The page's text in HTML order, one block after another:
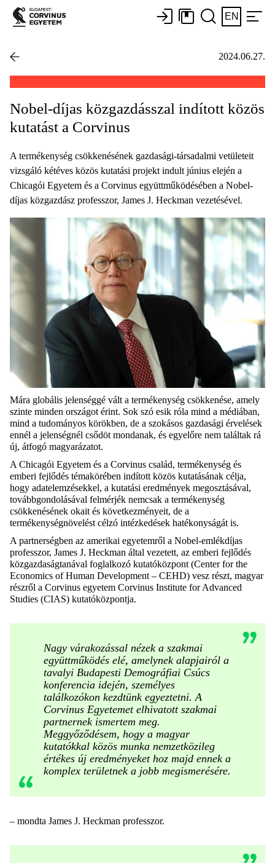
EN
2024.06.27.
Nobel-díjas közgazdásszal indított közös
kutatást a Corvinus
A termékenység csökkenésének gazdasági-társadalmi vetületeit
vizsgáló kétéves közös kutatási projekt indult június elején a
Chicagói Egyetem és a Corvinus együttműködésében a Nobel-
díjas közgazdász professzor, James J. Heckman vezetésével.
Mára globális jelenséggé vált a termékenység csökkenése, amely
szinte minden országot érint. Sok szó esik róla mind a médiában,
mind a tudományos körökben, de a szokásos gazdasági érvelések
ennél a jelenségnél csődöt mondanak, és egyelőre nem találtak rá
új, átfogó magyarázatot.
A Chicagói Egyetem és a Corvinus család, termékenység és
emberi fejlődés témakörében indított közös kutatásának célja,
hogy adatelemzésekkel, a kutatási eredmények megosztásával,
továbbgondolásával felmérjék nemcsak a termékenység
csökkenésének okait és következményeit, de a
termékenységnövelést célzó intézkedések hatékonyságát is.
A partnerségben az amerikai egyetemről a Nobel-emlékdíjas
professzor, James J. Heckman által vezetett, az emberi fejlődés
közgazdaságtanával foglalkozó kutatóközpont (Center for the
Economics of Human Development – CEHD) vesz részt, magyar
részről a Corvinus egyetem Corvinus Institute for Advanced
Studies (CIAS) kutatóközpontja.
Nagy várakozással nézek a szakmai
együttműködés elé, amelynek alapjairól a
tavalyi Budapesti Demográfiai Csúcs
konferencia idején, személyes
találkozókon kezdtünk egyeztetni. A
Corvinus Egyetemet elhivatott szakmai
partnernek ismertem meg.
Meggyőződésem, hogy a magyar
kutatókkal közös munka nemzetközileg
értékes új eredményeket hoz majd ennek a
komplex területnek a jobb megismerésére.
– mondta James J. Heckman professzor.